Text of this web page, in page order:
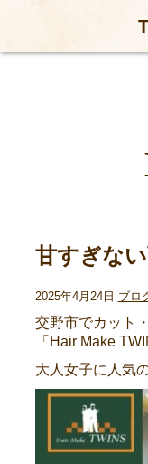
甘すぎな
2025年4月24日 ブロ
交野市でカット
「Hair Make
大人女子に人気